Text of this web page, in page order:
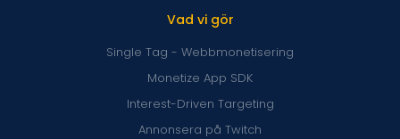
Vad vi gör
Single Tag - Webbmonetisering
Monetize App SDK
Interest-Driven Targeting
Annonsera på Twitch